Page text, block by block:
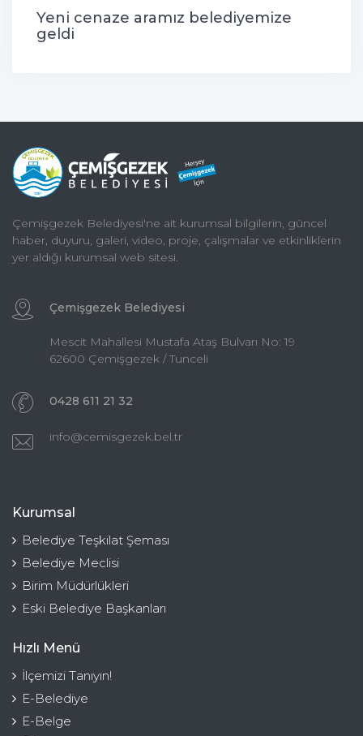
Yeni cenaze aramız belediyemize
geldi
Çemişgezek Belediyesi'ne ait kurumsal bilgilerin, güncel
haber, duyuru, galeri, video, proje, çalışmalar ve etkinliklerin
yer aldığı kurumsal web sitesi.
Çemişgezek Belediyesi
Mescit Mahallesi Mustafa Ataş Bulvarı No: 19
62600 Çemişgezek / Tunceli
0428 611 21 32
info@cemisgezek.bel.tr
Kurumsal
Belediye Teşkilat Şeması
Belediye Meclisi
Birim Müdürlükleri
Eski Belediye Başkanları
Hızlı Menü
İlçemizi Tanıyın!
E-Belediye
E-Belge